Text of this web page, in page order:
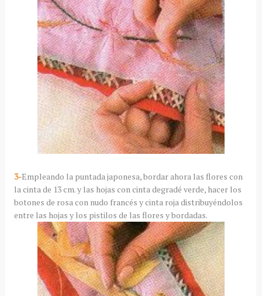
3-Empleando la puntada japonesa, bordar ahora las flores con
la cinta de 13 cm. y las hojas con cinta degradé verde, hacer los
botones de rosa con nudo francés y cinta roja distribuyéndolos
entre las hojas y los pistilos de las flores y bordadas.